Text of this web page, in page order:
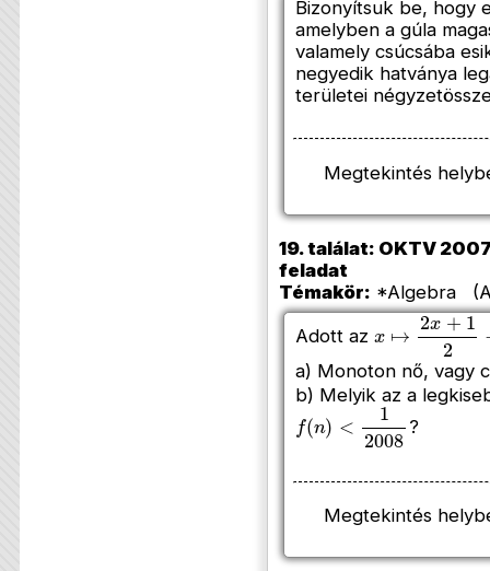
Bizonyítsuk be, hogy
amelyben a gúla
valamely csúcsába
negyedik hatványa
területei
Megtekintés
19. találat: OKTV
feladat
Témakör: *Algebra
Adott az x+1 2−x
a) Monoton nő, vagy
b) Melyik az a
f(n )< 2008 ?
Megtekintés